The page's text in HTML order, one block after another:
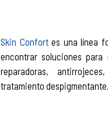
Skin Confortes una línea
encontrar soluciones
reparadoras,
tratamiento despigmentante.